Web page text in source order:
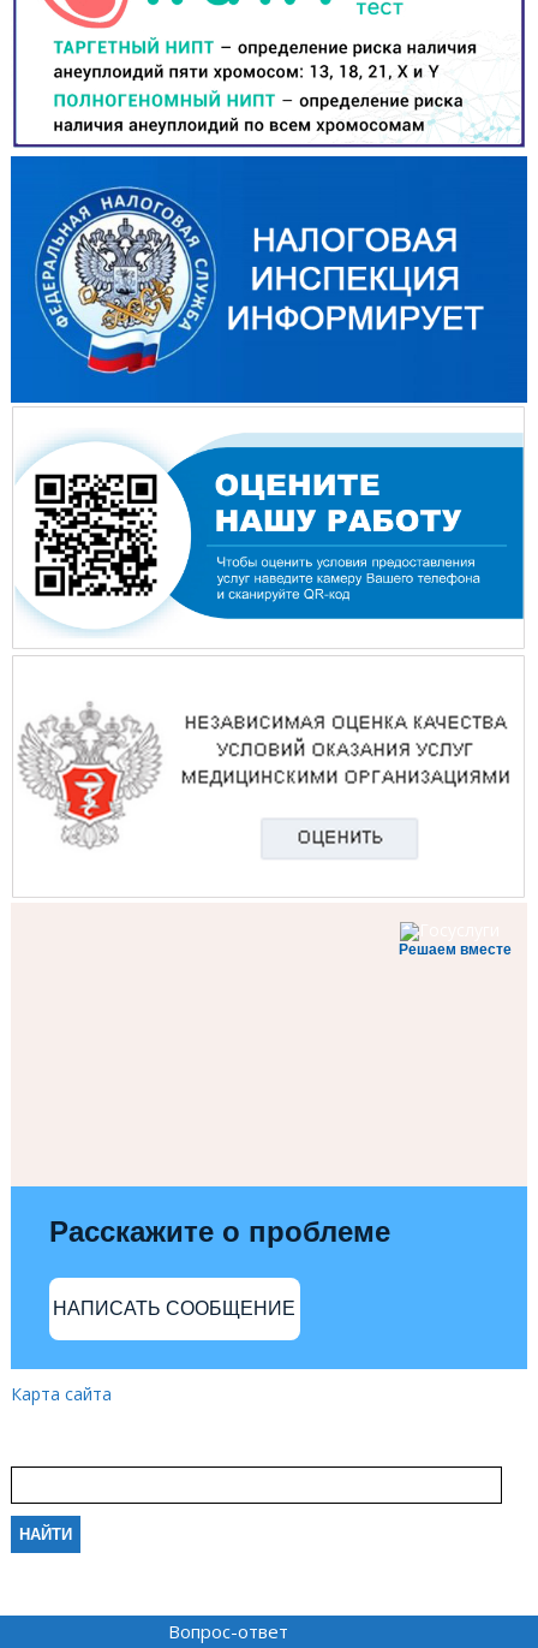
Решаем вместе
Расскажите о проблеме
НАПИСАТЬ СООБЩЕНИЕ
Карта сайта
Вопрос-ответ